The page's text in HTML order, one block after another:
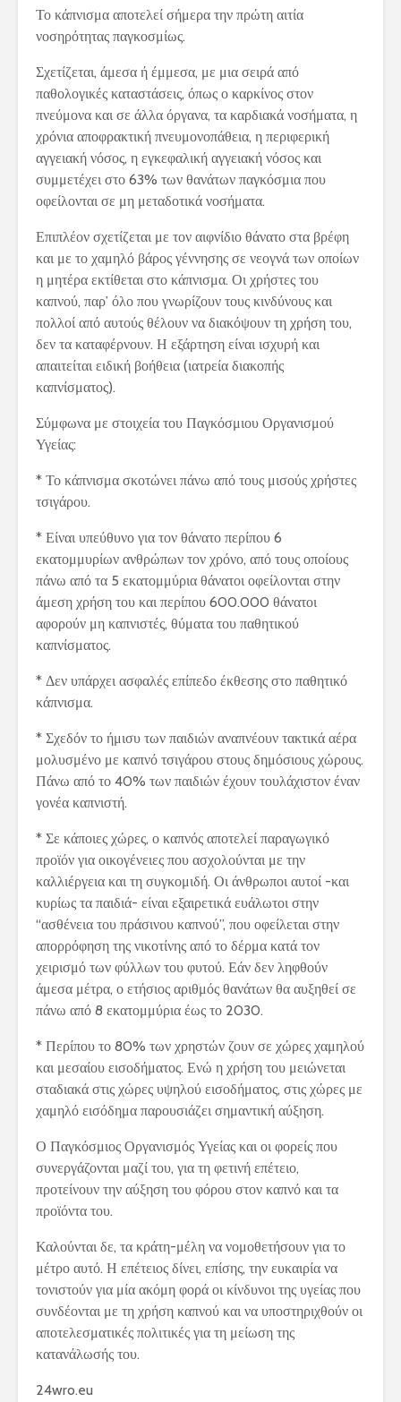
Το κάπνισμα αποτελεί σήμερα την πρώτη αιτία
νοσηρότητας παγκοσμίως.
Σχετίζεται, άμεσα ή έμμεσα, με μια σειρά από
παθολογικές καταστάσεις, όπως ο καρκίνος στον
πνεύμονα και σε άλλα όργανα, τα καρδιακά νοσήματα, η
χρόνια αποφρακτική πνευμονοπάθεια, η περιφερική
αγγειακή νόσος, η εγκεφαλική αγγειακή νόσος και
συμμετέχει στο 63% των θανάτων παγκόσμια που
οφείλονται σε μη μεταδοτικά νοσήματα.
Επιπλέον σχετίζεται με τον αιφνίδιο θάνατο στα βρέφη
και με το χαμηλό βάρος γέννησης σε νεογνά των οποίων
η μητέρα εκτίθεται στο κάπνισμα. Οι χρήστες του
καπνού, παρ’ όλο που γνωρίζουν τους κινδύνους και
πολλοί από αυτούς θέλουν να διακόψουν τη χρήση του,
δεν τα καταφέρνουν. Η εξάρτηση είναι ισχυρή και
απαιτείται ειδική βοήθεια (ιατρεία διακοπής
καπνίσματος).
Σύμφωνα με στοιχεία του Παγκόσμιου Οργανισμού
Υγείας:
* Το κάπνισμα σκοτώνει πάνω από τους μισούς χρήστες
τσιγάρου.
* Είναι υπεύθυνο για τον θάνατο περίπου 6
εκατομμυρίων ανθρώπων τον χρόνο, από τους οποίους
πάνω από τα 5 εκατομμύρια θάνατοι οφείλονται στην
άμεση χρήση του και περίπου 600.000 θάνατοι
αφορούν μη καπνιστές, θύματα του παθητικού
καπνίσματος.
* Δεν υπάρχει ασφαλές επίπεδο έκθεσης στο παθητικό
κάπνισμα.
* Σχεδόν το ήμισυ των παιδιών αναπνέουν τακτικά αέρα
μολυσμένο με καπνό τσιγάρου στους δημόσιους χώρους.
Πάνω από το 40% των παιδιών έχουν τουλάχιστον έναν
γονέα καπνιστή.
* Σε κάποιες χώρες, ο καπνός αποτελεί παραγωγικό
προϊόν για οικογένειες που ασχολούνται με την
καλλιέργεια και τη συγκομιδή. Οι άνθρωποι αυτοί -και
κυρίως τα παιδιά- είναι εξαιρετικά ευάλωτοι στην
“ασθένεια του πράσινου καπνού”, που οφείλεται στην
απορρόφηση της νικοτίνης από το δέρμα κατά τον
χειρισμό των φύλλων του φυτού. Εάν δεν ληφθούν
άμεσα μέτρα, ο ετήσιος αριθμός θανάτων θα αυξηθεί σε
πάνω από 8 εκατομμύρια έως το 2030.
* Περίπου το 80% των χρηστών ζουν σε χώρες χαμηλού
και μεσαίου εισοδήματος. Ενώ η χρήση του μειώνεται
σταδιακά στις χώρες υψηλού εισοδήματος, στις χώρες με
χαμηλό εισόδημα παρουσιάζει σημαντική αύξηση.
Ο Παγκόσμιος Οργανισμός Υγείας και οι φορείς που
συνεργάζονται μαζί του, για τη φετινή επέτειο,
προτείνουν την αύξηση του φόρου στον καπνό και τα
προϊόντα του.
Καλούνται δε, τα κράτη-μέλη να νομοθετήσουν για το
μέτρο αυτό. Η επέτειος δίνει, επίσης, την ευκαιρία να
τονιστούν για μία ακόμη φορά οι κίνδυνοι της υγείας που
συνδέονται με τη χρήση καπνού και να υποστηριχθούν οι
αποτελεσματικές πολιτικές για τη μείωση της
κατανάλωσής του.
24wro.eu